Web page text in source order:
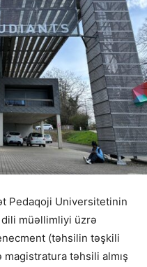
Pedaqoji Universitetinin
müəllimliyi üzrə
(təhsilin təşkili
magistratura təhsili almış